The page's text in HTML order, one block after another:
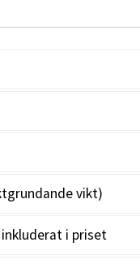
vikt)
i priset